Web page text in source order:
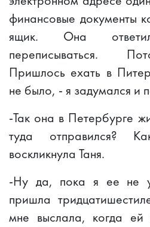
финансовые документы
ящик. Она
переписываться.
Пришлось ехать в
не было, - я задумался и
-Так она в Петербурге
туда отправился?
воскликнула Таня.
-Ну да, пока я ее не
пришла
мне выслала, когда